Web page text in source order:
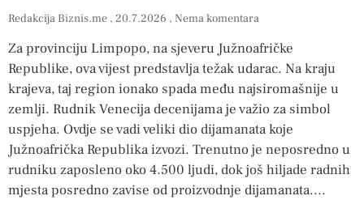
Redakcija Biznis.me 20.7.2026 Nema komentara
Za provinciju Limpopo, na sjeveru Južnoafričke
Republike, ova vijest predstavlja težak udarac. Na kraju
krajeva, taj region ionako spada među najsiromašnije u
zemlji. Rudnik Venecija decenijama je važio za simbol
uspjeha. Ovdje se vadi veliki dio dijamanata koje
Južnoafrička Republika izvozi. Trenutno je neposredno u
rudniku zaposleno oko 4.500 ljudi, dok još hiljade radnih
mjesta posredno zavise od proizvodnje dijamanata.